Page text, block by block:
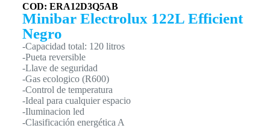
COD: ERA12D3Q5AB
Minibar Electrolux 122L Efficient
Negro
-Capacidad total: 120 litros
-Pueta reversible
-Llave de seguridad
-Gas ecologico (R600)
-Control de temperatura
-Ideal para cualquier espacio
-Iluminacion led
-Clasificación energética A